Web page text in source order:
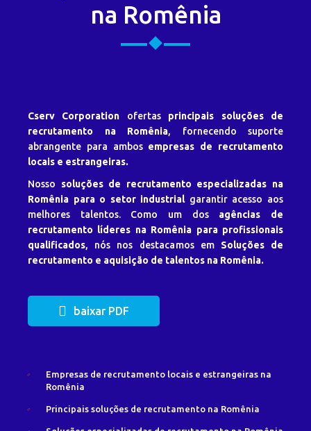
na Romênia
Cserv Corporation ofertas principais soluções de
recrutamento na Romênia, fornecendo suporte
abrangente para ambos empresas de recrutamento
locais e estrangeiras.
Nosso soluções de recrutamento especializadas na
Romênia para o setor industrialgarantir acesso aos
melhores talentos. Como um dos agências de
recrutamento líderes na Romênia para profissionais
qualificados, nós nos destacamos em Soluções de
recrutamento e aquisição de talentos na Romênia.
baixar PDF
Empresas de recrutamento locais e estrangeiras na
Romênia
Principais soluções de recrutamento na Romênia